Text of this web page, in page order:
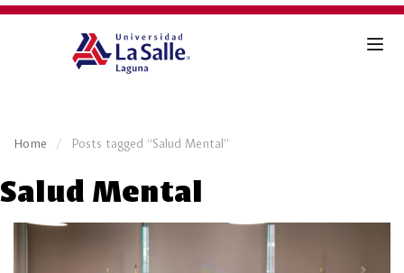
Home Posts tagged “Salud Mental”
Salud Mental